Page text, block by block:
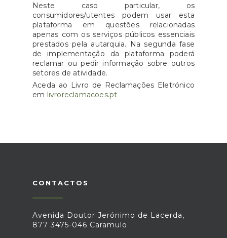
Neste caso particular, os
consumidores/utentes podem usar esta
plataforma em questões relacionadas
apenas com os serviços públicos essenciais
prestados pela autarquia. Na segunda fase
de implementação da plataforma poderá
reclamar ou pedir informação sobre outros
setores de atividade.
Aceda ao Livro de Reclamações Eletrónico
em livroreclamacoes.pt
CONTACTOS
Avenida Doutor Jerónimo de Lacerda,
877 3475-046 Caramulo